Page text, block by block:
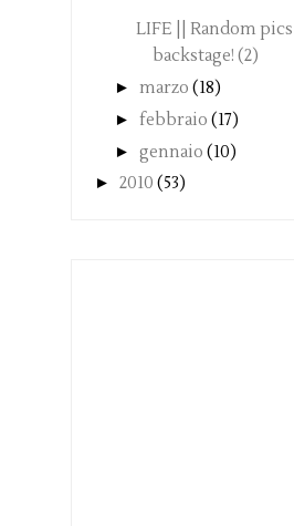
LIFE || Random
backstage! (2)
► marzo (18)
► febbraio (17)
► gennaio (10)
► 2010 (53)